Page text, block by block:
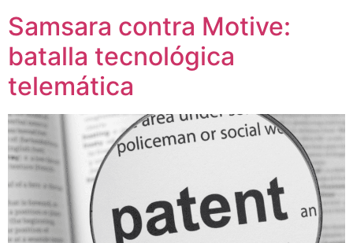
Samsara contra Motive:
batalla tecnológica
telemática